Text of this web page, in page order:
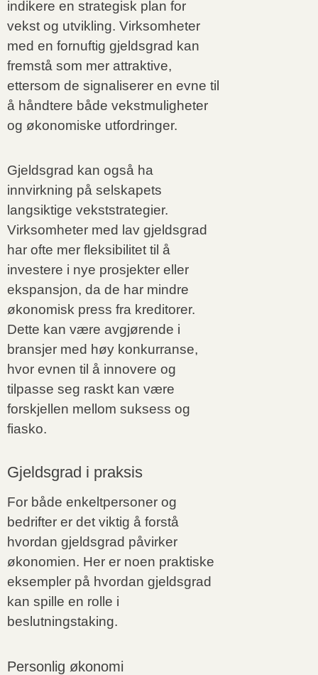
indikere en strategisk plan for
vekst og utvikling. Virksomheter
med en fornuftig gjeldsgrad kan
fremstå som mer attraktive,
ettersom de signaliserer en evne til
å håndtere både vekstmuligheter
og økonomiske utfordringer.
Gjeldsgrad kan også ha
innvirkning på selskapets
langsiktige vekststrategier.
Virksomheter med lav gjeldsgrad
har ofte mer fleksibilitet til å
investere i nye prosjekter eller
ekspansjon, da de har mindre
økonomisk press fra kreditorer.
Dette kan være avgjørende i
bransjer med høy konkurranse,
hvor evnen til å innovere og
tilpasse seg raskt kan være
forskjellen mellom suksess og
fiasko.
Gjeldsgrad i praksis
For både enkeltpersoner og
bedrifter er det viktig å forstå
hvordan gjeldsgrad påvirker
økonomien. Her er noen praktiske
eksempler på hvordan gjeldsgrad
kan spille en rolle i
beslutningstaking.
Personlig økonomi